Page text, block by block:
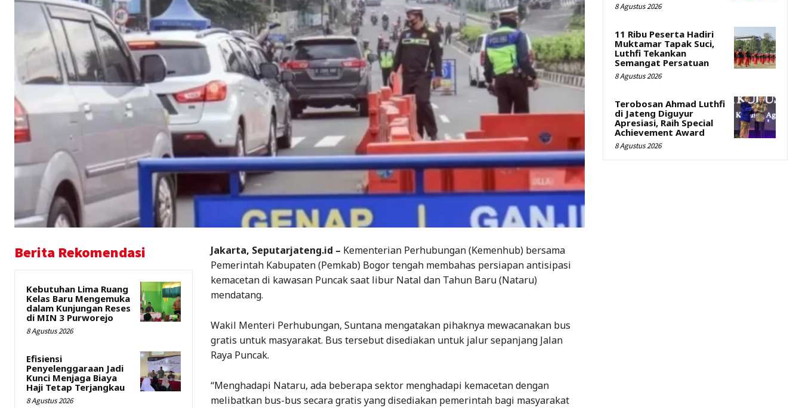
Berita Rekomendasi
Kebutuhan Lima Ruang
Kelas Baru Mengemuka
dalam Kunjungan Reses
di MIN 3 Purworejo
8 Agustus 2026
Efisiensi
Penyelenggaraan Jadi
Kunci Menjaga Biaya
Haji Tetap Terjangkau
8 Agustus 2026
Jakarta, Seputarjateng.id – Kementerian Perhubungan (Kemenhub) bersama
Pemerintah Kabupaten (Pemkab) Bogor tengah membahas persiapan antisipasi
kemacetan di kawasan Puncak saat libur Natal dan Tahun Baru (Nataru)
mendatang.
Wakil Menteri Perhubungan, Suntana mengatakan pihaknya mewacanakan bus
gratis untuk masyarakat. Bus tersebut disediakan untuk jalur sepanjang Jalan
Raya Puncak.
“Menghadapi Nataru, ada beberapa sektor menghadapi kemacetan dengan
melibatkan bus-bus secara gratis yang disediakan pemerintah bagi masyarakat
8 Agustus 2026
11 Ribu Peserta Hadiri
Muktamar Tapak Suci,
Luthfi Tekankan
Semangat Persatuan
8 Agustus 2026
Terobosan Ahmad Luthfi
di Jateng Diguyur
Apresiasi, Raih Special
Achievement Award
8 Agustus 2026